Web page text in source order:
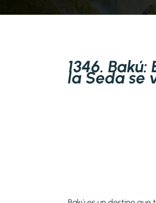
1346.
la Seda se